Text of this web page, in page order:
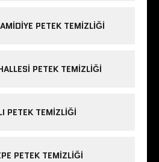
PETEK TEMIZLIĞI
PETEK TEMIZLIĞI
PETEK TEMIZLIĞI
PETEK TEMIZLIĞI